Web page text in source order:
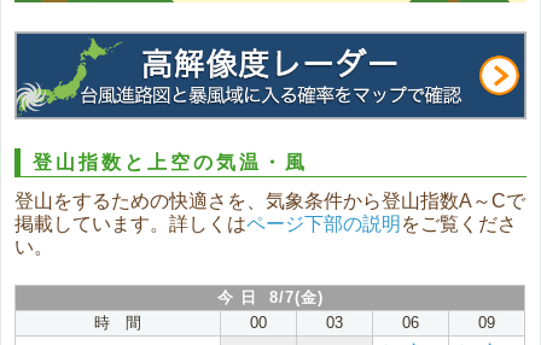
登山指数と上空の気温・風
登山をするための快適さを、気象条件から登山指数A～Cで
掲載しています。詳しくはページ下部の説明 をご覧くださ
い。
今 日 8/7(金)
時 間
00 03 06 09